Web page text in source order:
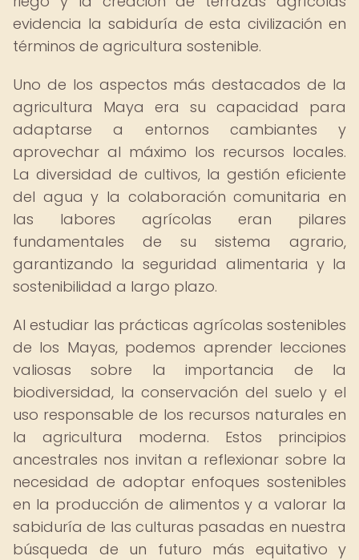
evidencia la sabiduría de esta civilización en
términos de agricultura sostenible.
Uno de los aspectos más destacados de la
agricultura Maya era su capacidad para
adaptarse a entornos cambiantes y
aprovechar al máximo los recursos locales.
La diversidad de cultivos, la gestión eficiente
del agua y la colaboración comunitaria en
las labores agrícolas eran pilares
fundamentales de su sistema agrario,
garantizando la seguridad alimentaria y la
sostenibilidad a largo plazo.
Al estudiar las prácticas agrícolas sostenibles
de los Mayas, podemos aprender lecciones
valiosas sobre la importancia de la
biodiversidad, la conservación del suelo y el
uso responsable de los recursos naturales en
la agricultura moderna. Estos principios
ancestrales nos invitan a reflexionar sobre la
necesidad de adoptar enfoques sostenibles
en la producción de alimentos y a valorar la
sabiduría de las culturas pasadas en nuestra
búsqueda de un futuro más equitativo y